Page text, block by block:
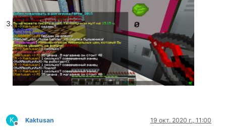
3.
K
Не в сети
Kaktusan 19 окт. 2020 г., 11:00